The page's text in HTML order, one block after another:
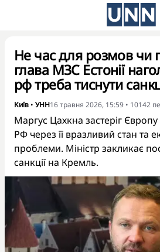
Не час для розмов чи
глава МЗС Естонії
рф треба тиснути
Київ • УНН16 травня 2026, 15:59 • 10142
Маргус Цахкна застеріг Європу
РФ через її вразливий стан та
проблеми. Міністр закликає
санкції на Кремль.